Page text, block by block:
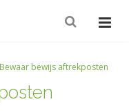
Bewaar bewijs aftrekposten